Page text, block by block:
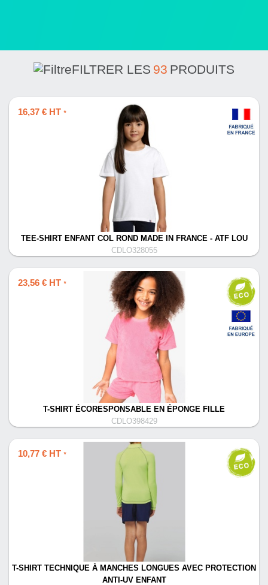
FILTRER LES 93 PRODUITS
16,37 € HT *
TEE-SHIRT ENFANT COL ROND MADE IN FRANCE - ATF LOU
CDLO328055
23,56 € HT *
T-SHIRT ÉCORESPONSABLE EN ÉPONGE FILLE
CDLO398429
10,77 € HT *
T-SHIRT TECHNIQUE À MANCHES LONGUES AVEC PROTECTION
ANTI-UV ENFANT